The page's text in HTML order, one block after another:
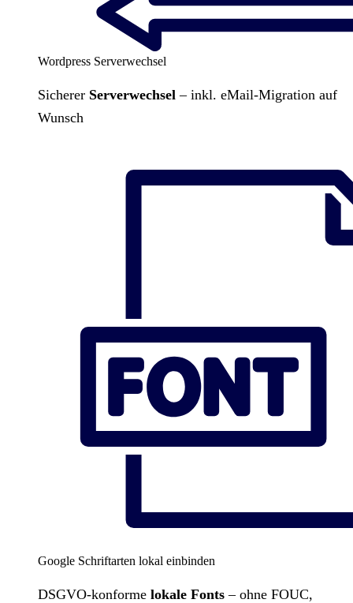
Wordpress Serverwechsel
Sicherer Serverwechsel – inkl. eMail-Migration auf
Wunsch
Google Schriftarten lokal einbinden
DSGVO-konforme lokale Fonts – ohne FOUC,